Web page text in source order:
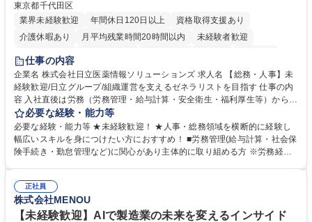
東京都千代田区
業界未経験歓迎
年間休日120日以上
資格取得支援あり
介護休暇あり
月平均残業時間20時間以内
未経験者歓迎
住宅手当あり
育休あり
完全週休2日制 交通費支給 土日祝休み 寮・社宅あり
仕事の内容
企業名 株式会社日立医薬情報ソリューションズ 求人名 【総務・人事】未
経験歓迎/日立グループ/組織運営を支えるゼネラリストを目指す 仕事の内
容 入社直後は労務（労務管理・給与計算・安全衛生・福利厚生等）からお
任せいたします。将来は総務・採用・教育業務へ守備範囲を広げ、組織運
営を支えるゼネラリストをめざせます。 ・初期業務：労働時間管理、給与
計算、社会保険対応、福利厚生管理、安全衛生、健康経営推進等をお任せ
します。ご経験に応じて、休職者管理など、幅広く経験を積んでいただき
幅広く経験を積みたい意欲がある方に最適な環境です。 募集職種 【総
務・人事】未経験歓迎/日立グループ/組織運営を支えるゼネラリストを目
指す
必要な経験・能力等
必要な経験・能力等 ★未経験歓迎！ ★人事・総務領域を横断的に経験し
幅広いスキルを身につけたい方におすすめ！ ■労務管理(給与計算・社会保
険手続き・勤怠管理など)に関心があり主体的に取り組める方 ※労務経験
のご経験 ■労務管理（給与計算・社会保険手続き・勤怠管理など）の経験
■衛生管理者の資格をお持ちの方 学歴・資格 学歴：大学院 大学 高専 短大
専修学校 高校 語学力： 資格：
正社員
株式会社MENOU
【未経験歓迎】AIで製造業の未来を変えるインサイド